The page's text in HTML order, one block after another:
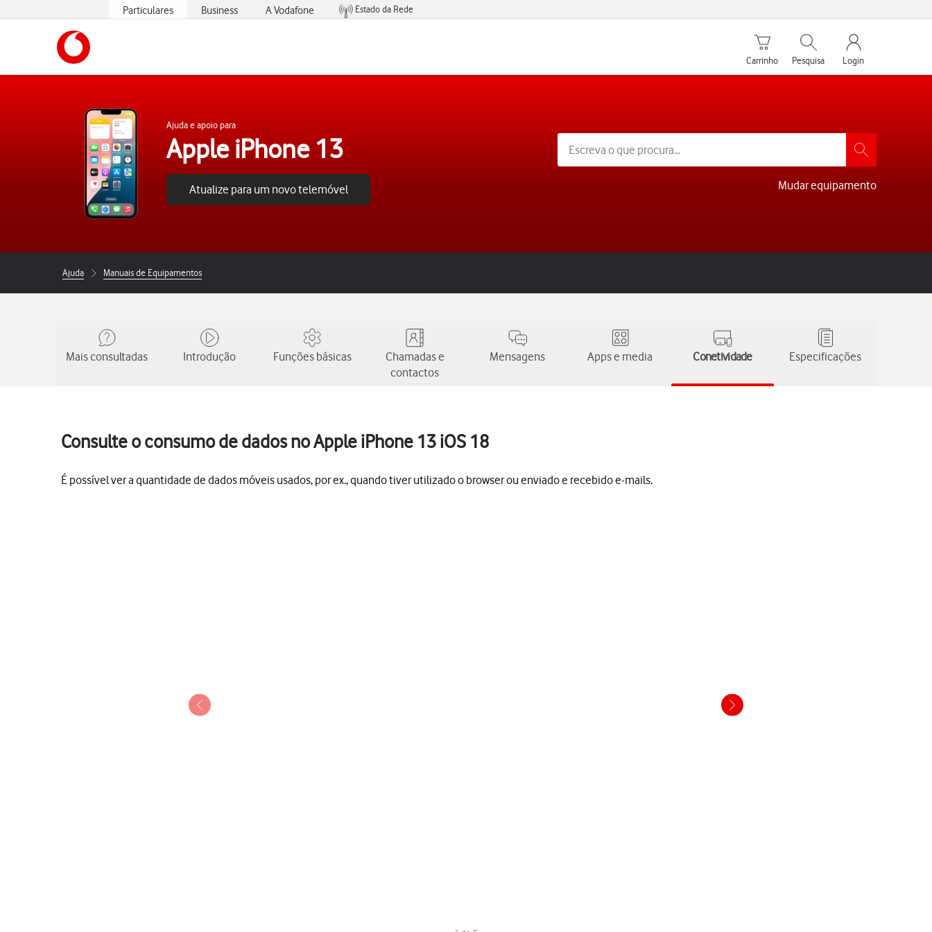
Particulares Business A Vodafone
Estado da Rede
Carrinho de compras
Carrinho
Pesquisar
Pesquisa
My Vodafone
Login
Ajuda e apoio para
Apple iPhone 13
Atualize para um novo telemóvel Mudar equipamento
Ajuda Manuais de Equipamentos
Mais consultadas Introdução Funções básicas
Chamadas e
contactos
Mensagens Apps e media Conetividade Especificações
Consulte o consumo de dados no Apple iPhone 13 iOS 18
É possível ver a quantidade de dados móveis usados, por ex., quando tiver utilizado o browser ou enviado e recebido e-mails.